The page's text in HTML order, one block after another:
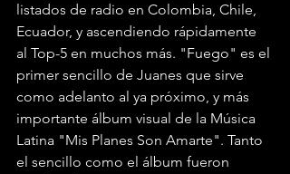
listados de radio en Colombia, Chile,
Ecuador, y ascendiendo rápidamente
al Top-5 en muchos más. "Fuego" es el
primer sencillo de Juanes que sirve
como adelanto al ya próximo, y más
importante álbum visual de la Música
Latina "Mis Planes Son Amarte". Tanto
el sencillo como el álbum fueron